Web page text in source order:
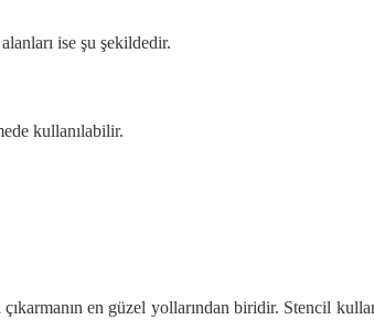
ise şu şekildedir.
kullanılabilir.
en güzel yollarından biridir. Stencil